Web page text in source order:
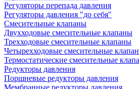
Регуляторы перепада давления
Регуляторы давления "до себя"
Смесительные клапаны
Двухходовые смесительные клапаны
Трехходовые смесительные клапаны
Четырехходовые смесительные
Термостатические смесительные
Редукторы давления
Поршневые редукторы давления
Мембранные редукторы давления